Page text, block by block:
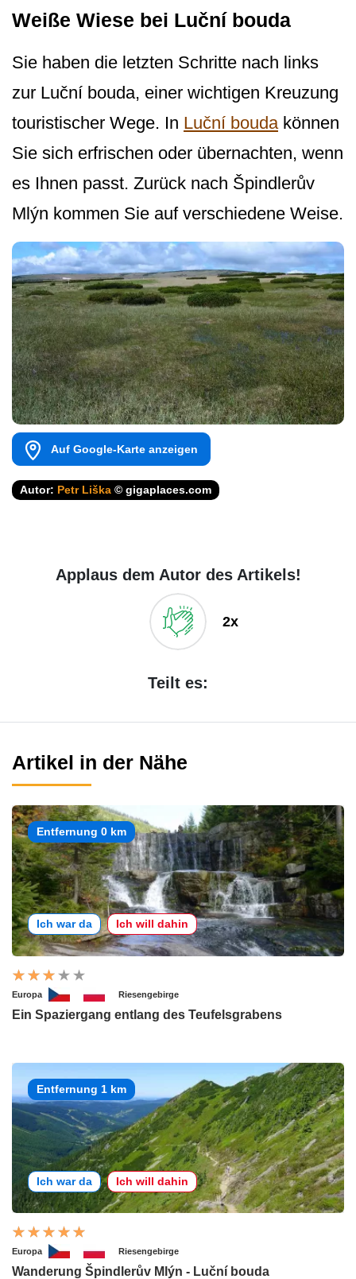
Weiße Wiese bei Luční bouda
Sie haben die letzten Schritte nach links
zur Luční bouda, einer wichtigen Kreuzung
touristischer Wege. In Luční boudakönnen
Sie sich erfrischen oder übernachten, wenn
es Ihnen passt. Zurück nach Špindlerův
Mlýn kommen Sie auf verschiedene Weise.
Auf Google-Karte anzeigen
Autor: Petr Liška © gigaplaces.com
Applaus dem Autor des Artikels!
2x
Teilt es:
Artikel in der Nähe
Entfernung 0 km
Ich war da Ich will dahin
Europa Riesengebirge
Ein Spaziergang entlang des Teufelsgrabens
Entfernung 1 km
Ich war da Ich will dahin
Europa Riesengebirge
Wanderung Špindlerův Mlýn - Luční bouda